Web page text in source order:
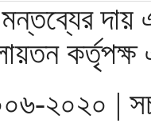
দায়
২০২০ |